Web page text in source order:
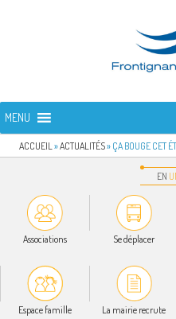
FRONTIGNAN LA
MENU
ACCUEIL »ACTUALITÉS» ÇA BOUGE CET
EN
Associations Se déplacer
Espace famille La mairie recrute